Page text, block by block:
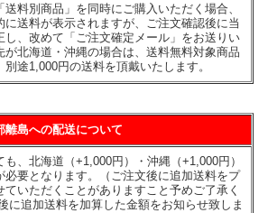
送料別商品」を同時にご購入いただく場合、
に送料が表示されますが、ご注文確認後に当
し、改めて「ご注文確定メール」をお送りい
北海道・沖縄の場合は、送料無料対象商品
途1,000円の送料を頂戴いたします。
離島への配送について
、北海道（+1,000円）・沖縄（+1,000円）
必要となります。（ご注文後に追加送料をプ
いただくことがありますこと予めご了承く
に追加送料を加算した金額をお知らせ致しま